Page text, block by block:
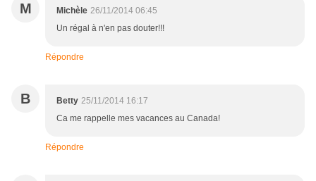
M Michèle 26/11/2014 06:45
Un régal à n'en pas douter!!!
Répondre
B Betty 25/11/2014 16:17
Ca me rappelle mes vacances au Canada!
Répondre